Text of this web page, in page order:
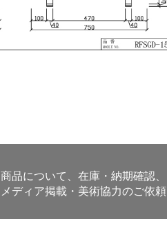
商品について、在庫・納期確認、
メディア掲載・美術協力のご依頼